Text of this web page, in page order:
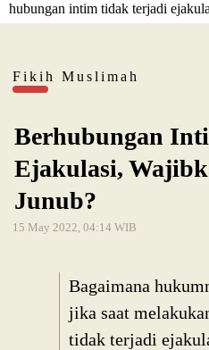
hubungan intim tidak terjadi
Fikih Muslimah
Berhubungan
Ejakulasi,
Junub?
15 May 2022, 04:14 WIB
Bagaimana
jika saat
tidak terjadi